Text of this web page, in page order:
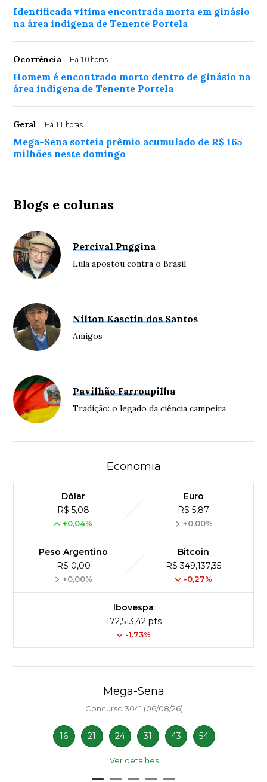
Identificada vítima encontrada morta em ginásio
na área indígena de Tenente Portela
Ocorrência Há 10 horas
Homem é encontrado morto dentro de ginásio na
área indígena de Tenente Portela
Geral Há 11 horas
Mega-Sena sorteia prêmio acumulado de R$ 165
milhões neste domingo
Blogs e colunas
Percival Puggina
Lula apostou contra o Brasil
Nilton Kasctin dos Santos
Amigos
Pavilhão Farroupilha
Tradição: o legado da ciência campeira
Economia
Dólar
R$ 5,08
+0,04%
Euro
R$ 5,87
+0,00%
Peso Argentino
R$ 0,00
+0,00%
Bitcoin
R$ 349,137,35
-0,27%
Ibovespa
172,513,42 pts
-1.73%
Mega-Sena
Concurso 3041 (06/08/26)
16 21 24 31 43 54
Ver detalhes